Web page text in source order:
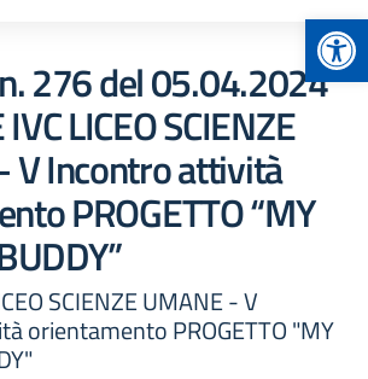
276 del 05.04.2024
LICEO SCIENZE
V Incontro attività
PROGETTO “MY
SCIENZE UMANE - V
orientamento PROGETTO "MY